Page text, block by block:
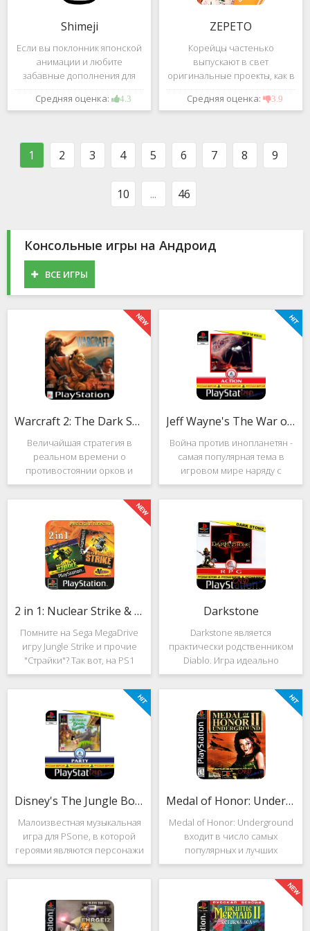
Shimeji
Если вы поклонник японской
анимации и любите
забавные дополнения для
своего смартфона, обратите
внимание на Shimeji -
устройства милыми
персонажами в
Средняя оценка: 4.3
ZEPETO
Корейцы частенько
выпускают в свет
оригинальные проекты, как в
сфере игр, так и приложений.
Так, ZEPETO стремительно
Южной Кореи, не смотря на
Средняя оценка: 3.9
1 2 3 4 5 6 7 8 9
10 ... 46
Консольные игры на Андроид
ВСЕ ИГРЫ
Warcraft 2: The Dark Saga
Величайшая стратегия в
реальном времени о
противостоянии орков и
людей. Warcraft 2: The Dark
Saga рассказывает
классическую историю, в
которой идёт битва за
королевство Азерот в мире
Средневековья с
Jeff Wayne's The War of the Worlds
Война против инопланетян -
самая популярная тема в
игровом мире наряду с
войнами против
террористов и зомби. Здесь
народы объединяются в
борьбе с врагом, Земля
рушится, но
2 in 1: Nuclear Strike & Soviet Strike
Помните на Sega MegaDrive
игру Jungle Strike и прочие
"Страйки"? Так вот, на PS1
данная серия продолжила
своё существование. Вышло
ещё 2 "Страйка", где мы всё
так же управляем вертолётом
и уничтожаем
Darkstone
Darkstone является
практически родственником
Diablo. Игра идеально
подойдёт для тех, кто ищет
альтернативу последнему.
Несмотря на то, что эти 2
игры создавались разными
людьми, Darkstone имеет
общие
Disney's The Jungle Book: Groove Party
Малоизвестная музыкальная
игра для PSone, в которой
героями являются персонажи
"Книги джунглей". Это не
платформер и не Action.
оригинален. Перед стартом
вы будете выбирать песню.
Medal of Honor: Underground
Medal of Honor: Underground
входит в число самых
популярных и лучших
шутеров от первого лица для
Sony Playstation. Эта игра
посвящена Второй мировой
войне. Вы будете играть за
девушку Менон. Являясь